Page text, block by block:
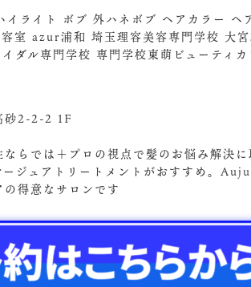
ライト ボブ 外ハネボブ ヘアカラー ヘ
室 azur浦和 埼玉理容美容専門学校 大
ダル専門学校 専門学校東萌ビューティ
砂2-2-2 1F
らでは＋プロの視点で髪のお悩み解決に
ジュアトリートメントがおすすめ。
得意なサロンです